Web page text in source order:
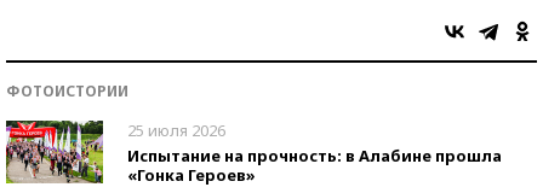
ФОТОИСТОРИИ
25 июля 2026
Испытание на прочность: в Алабине прошла
«Гонка Героев»